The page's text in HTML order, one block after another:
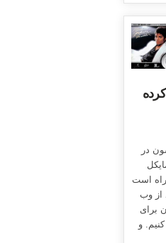
در
راه است
از وب
برای
و